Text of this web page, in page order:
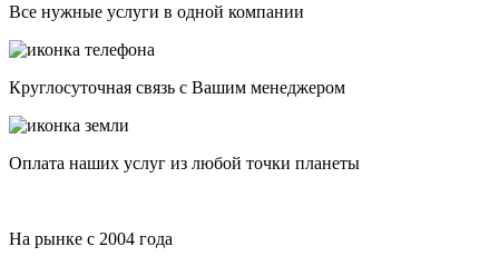
Все нужные услуги в одной компании
Круглосуточная связь с Вашим менеджером
Оплата наших услуг из любой точки планеты
На рынке с 2004 года